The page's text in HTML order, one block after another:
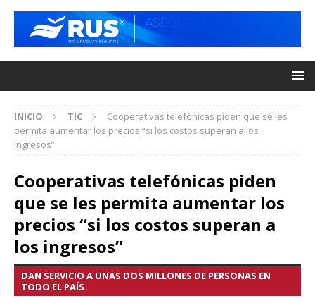
INICIO TIC
Cooperativas telefónicas piden que se les
permita aumentar los precios “si los costos superan a los
ingresos”
Cooperativas telefónicas piden
que se les permita aumentar los
precios “si los costos superan a
los ingresos”
DAN SERVICIO A UNAS DOS MILLONES DE PERSONAS EN
TODO EL PAÍS.